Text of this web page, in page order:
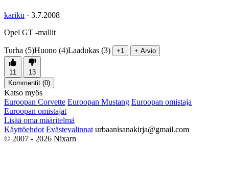
kariku · 3.7.2008
Opel GT -mallit
Turha (5)Huono (4)Laadukas (3) +1 + Arvio
11
13
Kommentit (0)
Katso myös
Euroopan Corvette Euroopan Mustang Euroopan omistaja
Euroopan omistajat
Lisää oma määritelmä
Käyttöehdot Evästevalinnat urbaanisanakirja@gmail.com
© 2007 - 2026 Nixarn